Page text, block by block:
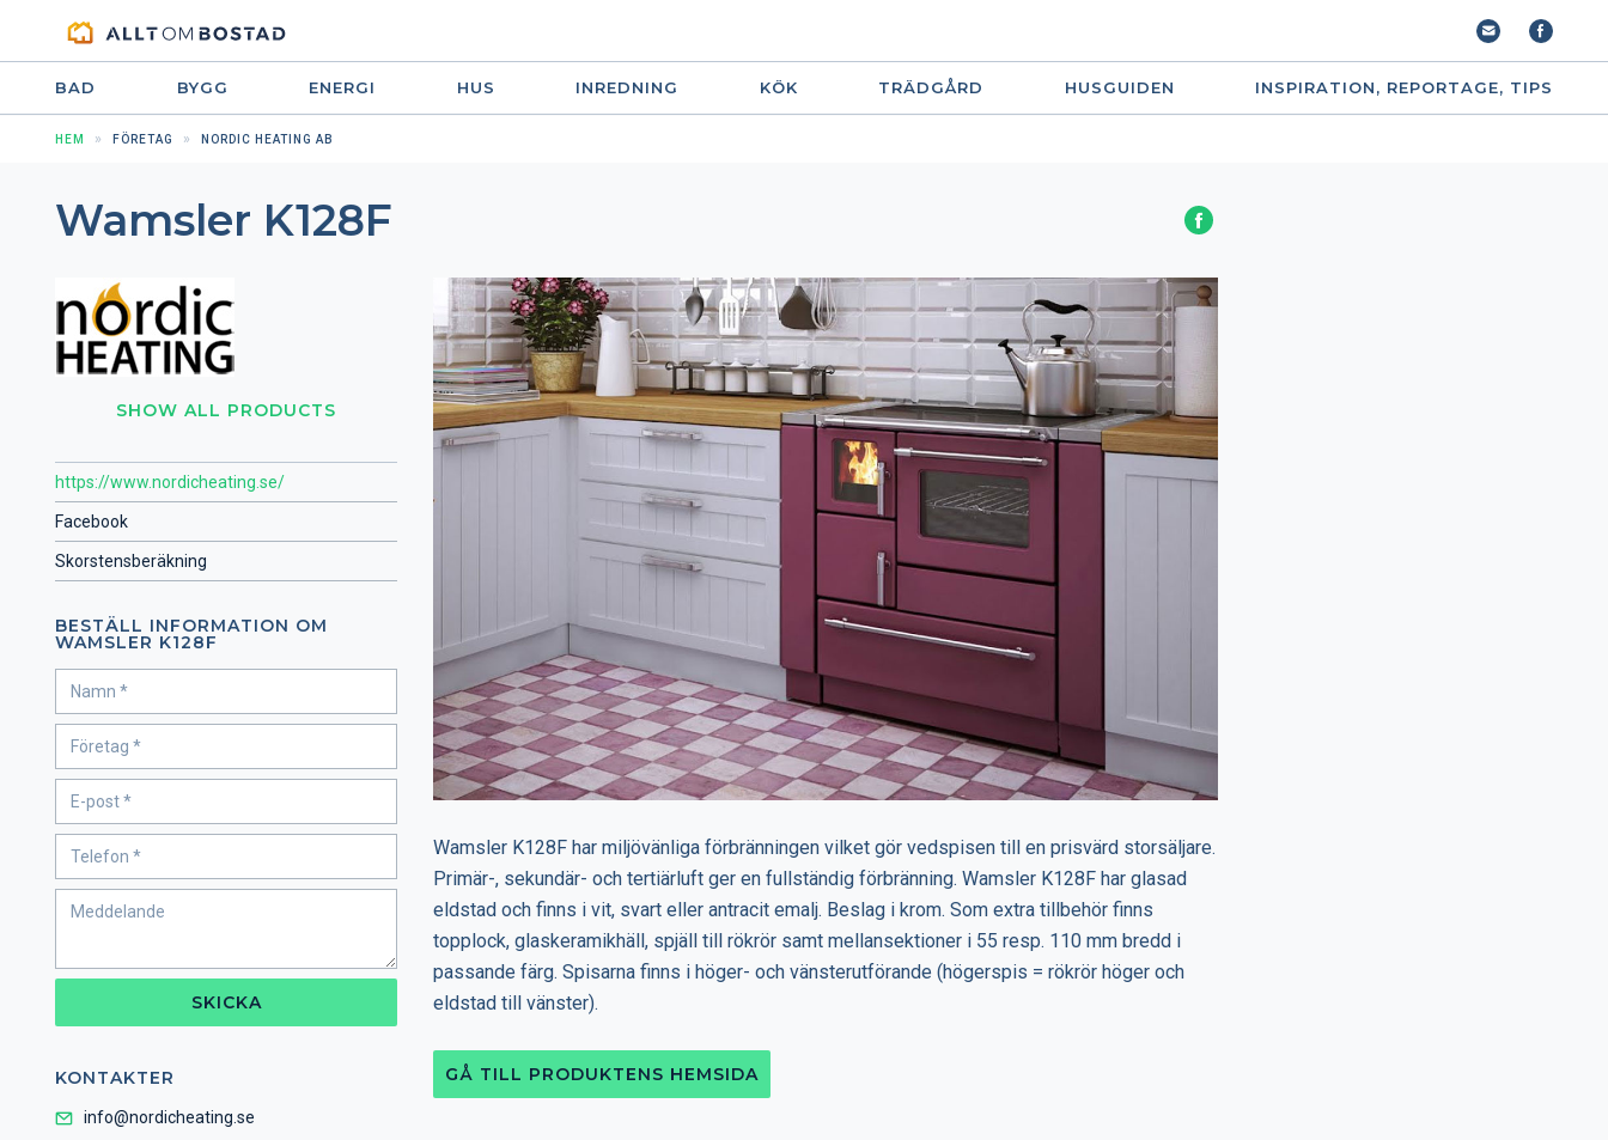
BAD BYGG ENERGI HUS INREDNING KÖK TRÄDGÅRD HUSGUIDEN INSPIRATION, REPORTAGE, TIPS
HEM FÖRETAG NORDIC HEATING AB
Wamsler K128F
SHOW ALL PRODUCTS
https://www.nordicheating.se/
Facebook
Skorstensberäkning
BESTÄLL INFORMATION OM
WAMSLER K128F
SKICKA
KONTAKTER
info@nordicheating.se
Wamsler K128F har miljövänliga förbränningen vilket gör vedspisen till en prisvärd storsäljare.
Primär-, sekundär- och tertiärluft ger en fullständig förbränning. Wamsler K128F har glasad
eldstad och finns i vit, svart eller antracit emalj. Beslag i krom. Som extra tillbehör finns
topplock, glaskeramikhäll, spjäll till rökrör samt mellansektioner i 55 resp. 110 mm bredd i
passande färg. Spisarna finns i höger- och vänsterutförande (högerspis = rökrör höger och
eldstad till vänster).
GÅ TILL PRODUKTENS HEMSIDA